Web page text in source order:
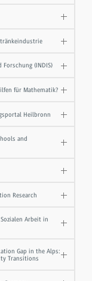
(INDIS)
für Mathematik?
Heilbronn
and
Research
Arbeit in
Gap in the Alps:
Transitions